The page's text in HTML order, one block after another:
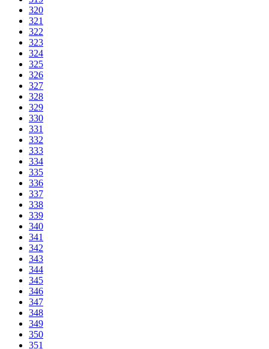
320
321
322
323
324
325
326
327
328
329
330
331
332
333
334
335
336
337
338
339
340
341
342
343
344
345
346
347
348
349
350
351